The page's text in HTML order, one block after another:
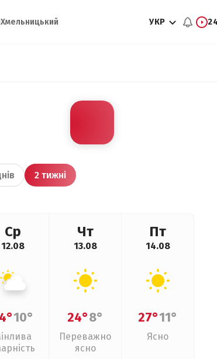
Хмельницький УКР
2 тижні
Ср
12.08
10°
Чт
13.08
24°8°
Переважно
ясно
Пт
14.08
27°11°
Ясно